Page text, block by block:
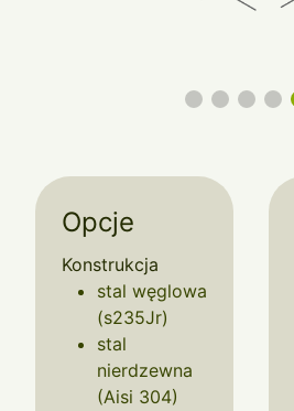
Opcje
Konstrukcja
stal węglowa
(s235Jr)
stal
nierdzewna
(Aisi 304)